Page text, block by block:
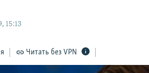
15:13
Читать без VPN